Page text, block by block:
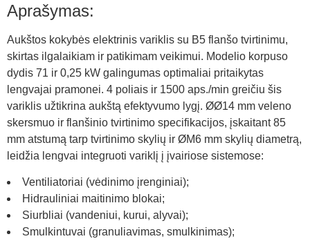
Aprašymas:
Aukštos kokybės elektrinis variklis su B5 flanšo tvirtinimu,
skirtas ilgalaikiam ir patikimam veikimui. Modelio korpuso
dydis 71 ir 0,25 kW galingumas optimaliai pritaikytas
lengvajai pramonei. 4 poliais ir 1500 aps./min greičiu šis
variklis užtikrina aukštą efektyvumo lygį. ØØ14 mm veleno
skersmuo ir flanšinio tvirtinimo specifikacijos, įskaitant 85
mm atstumą tarp tvirtinimo skylių ir ØM6 mm skylių diametrą,
leidžia lengvai integruoti variklį į įvairiose sistemose:
Ventiliatoriai (vėdinimo įrenginiai);
Hidrauliniai maitinimo blokai;
Siurbliai (vandeniui, kurui, alyvai);
Smulkintuvai (granuliavimas, smulkinimas);